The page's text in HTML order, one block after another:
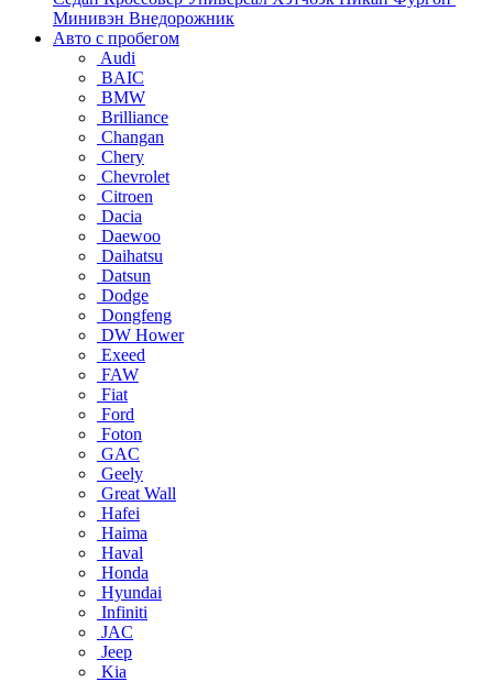
Минивэн Внедорожник
Авто с пробегом
Audi
BAIC
BMW
Brilliance
Changan
Chery
Chevrolet
Citroen
Dacia
Daewoo
Daihatsu
Datsun
Dodge
Dongfeng
DW Hower
Exeed
FAW
Fiat
Ford
Foton
GAC
Geely
Great Wall
Hafei
Haima
Haval
Honda
Hyundai
Infiniti
JAC
Jeep
Kia